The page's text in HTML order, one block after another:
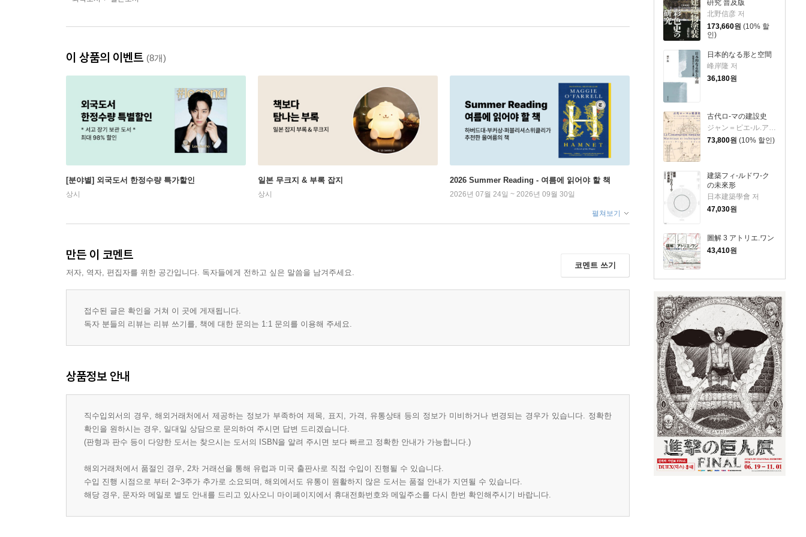
硏究 普及版
北野信彦 저
173,660원 (10% 할
인)
日本的なる形と空間
峰岸隆 저
36,180원
古代ロ-マの建設史
73,800원 (10% 할인)
建築フィ-ルドワ-ク
の未來形
日本建築學會 저
47,030원
圖解 3 アトリエ.ワン
43,410원
이 상품의 이벤트 (8개)
[분야별] 외국도서 한정수량 특가할인
상시
일본 무크지 & 부록 잡지
상시
2026 Summer Reading - 여름에 읽어야 할 책
2026년 07월 24일 ~ 2026년 09월 30일
펼쳐보기
만든 이 코멘트
저자, 역자, 편집자를 위한 공간입니다. 독자들에게 전하고 싶은 말씀을 남겨주세요.
코멘트 쓰기
접수된 글은 확인을 거쳐 이 곳에 게재됩니다.
독자 분들의 리뷰는 리뷰 쓰기를, 책에 대한 문의는 1:1 문의를 이용해 주세요.
상품정보 안내
직수입외서의 경우, 해외거래처에서 제공하는 정보가 부족하여 제목, 표지, 가격, 유통상태 등의 정보가 미비하거나 변경되는 경우가 있습니다. 정확한
확인을 원하시는 경우, 일대일 상담으로 문의하여 주시면 답변 드리겠습니다.
(판형과 판수 등이 다양한 도서는 찾으시는 도서의 ISBN을 알려 주시면 보다 빠르고 정확한 안내가 가능합니다.)
해외거래처에서 품절인 경우, 2차 거래선을 통해 유럽과 미국 출판사로 직접 수입이 진행될 수 있습니다.
수입 진행 시점으로 부터 2~3주가 추가로 소요되며, 해외에서도 유통이 원활하지 않은 도서는 품절 안내가 지연될 수 있습니다.
해당 경우, 문자와 메일로 별도 안내를 드리고 있사오니 마이페이지에서 휴대전화번호와 메일주소를 다시 한번 확인해주시기 바랍니다.